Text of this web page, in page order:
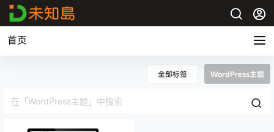
首页
全部标签 WordPress主题